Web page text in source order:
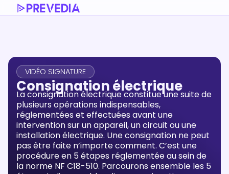
VIDÉO SIGNATURE
Consignation électrique
La consignation électrique constitue une suite de
plusieurs opérations indispensables,
réglementées et effectuées avant une
intervention sur un appareil, un circuit ou une
installation électrique. Une consignation ne peut
pas être faite n’importe comment. C’est une
procédure en 5 étapes réglementée au sein de
la norme NF C18-510. Parcourons ensemble les 5